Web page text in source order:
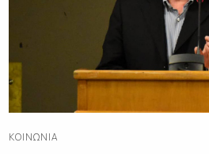
ΚΟΙΝΩΝΊΑ